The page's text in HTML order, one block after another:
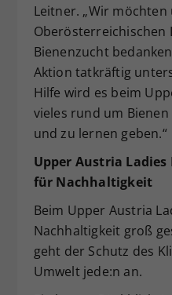
Leitner. „Wir
Oberösterreichischen
Bienenzucht
Aktion tatkräftig
Hilfe wird es beim
vieles rund um
und zu lernen geben.“
Upper Austria
für Nachhaltigkeit
Beim Upper Austria
Nachhaltigkeit groß
geht der Schutz des
Umwelt jede:n an.